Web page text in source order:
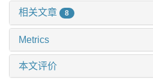
相关文章 8
Metrics
本文评价